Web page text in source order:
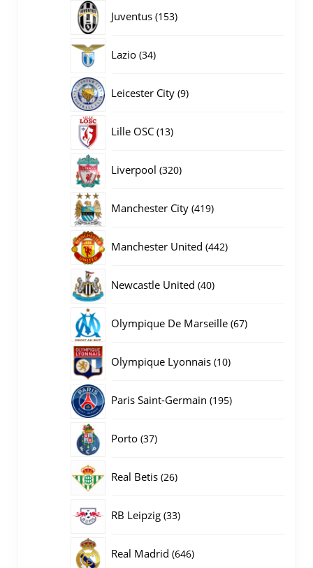
Juventus 153153
Lazio 3434
Leicester City 99
Lille OSC 1313
Liverpool 320320
Manchester City 419419
Manchester United 442442
Newcastle United 4040
Olympique De Marseille 6767
Olympique Lyonnais 1010
Paris Saint-Germain 195195
Porto 3737
Real Betis 2626
RB Leipzig 3333
Real Madrid 646646